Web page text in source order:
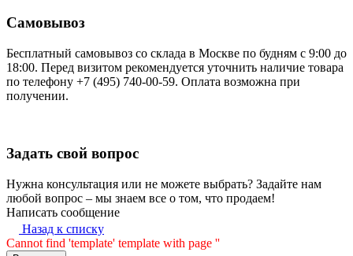
Самовывоз
Бесплатный самовывоз со склада в Москве по будням с 9:00 до
18:00. Перед визитом рекомендуется уточнить наличие товара
по телефону +7 (495) 740-00-59. Оплата возможна при
получении.
Задать свой вопрос
Нужна консультация или не можете выбрать? Задайте нам
любой вопрос – мы знаем все о том, что продаем!
Написать сообщение
Назад к списку
Cannot find 'template' template with page ''